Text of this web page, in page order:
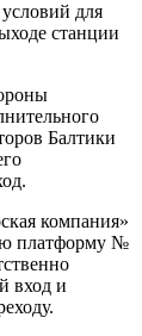
для
станции
Балтики
компания»
платформу №
вход и